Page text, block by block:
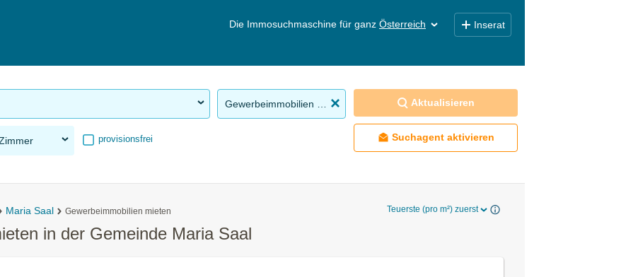
Die Immosuchmaschine für ganz Österreich Inserat
provisionsfrei
Aktualisieren
Suchagent aktivieren
Maria Saal Gewerbeimmobilien mieten Teuerste (pro m²) zuerst
in der Gemeinde Maria Saal